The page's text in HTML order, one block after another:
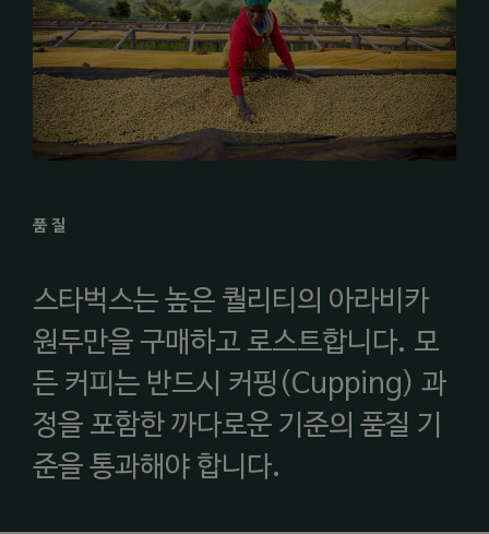
품질
스타벅스는 높은 퀄리티의 아라비카
원두만을 구매하고 로스트합니다. 모
든 커피는 반드시 커핑(Cupping) 과
정을 포함한 까다로운 기준의 품질 기
준을 통과해야 합니다.